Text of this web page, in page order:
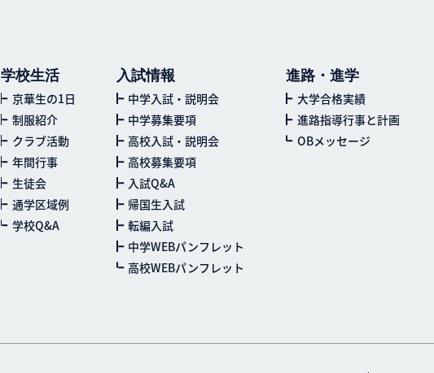
学校生活
京華生の1日
制服紹介
クラブ活動
年間行事
生徒会
通学区域例
学校Q&A
入試情報
中学入試・説明会
中学募集要項
高校入試・説明会
高校募集要項
入試Q&A
帰国生入試
転編入試
中学WEBパンフレット
高校WEBパンフレット
進路・進学
大学合格実績
進路指導行事と計画
OBメッセージ